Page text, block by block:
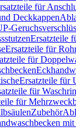
für
Deckkappen
Ersatzteile
Ersatzteile für
für
Ersatzteile für
für
für
Zubehör